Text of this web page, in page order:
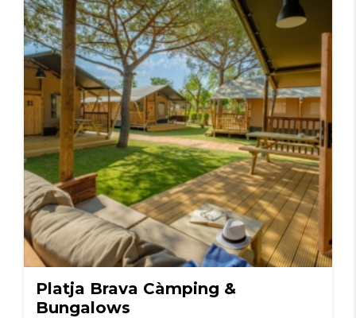
Platja Brava Càmping &
Bungalows